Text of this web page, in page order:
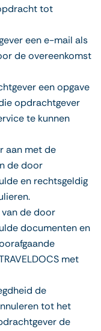
tot
een e-mail als
de overeenkomst
een opgave
opdrachtgever
te kunnen
aan met de
de door
en rechtsgeldig
de door
documenten en
met
de
tot het
de